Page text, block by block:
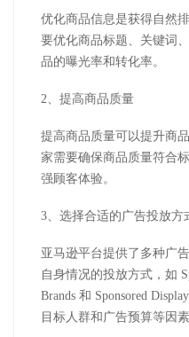
优化商品信息是获得自然
要优化商品标题、关键词
品的曝光率和转化率。
2、提高商品质量
提高商品质量可以提升商
家需要确保商品质量符合
强顾客体验。
3、选择合适的广告投放方
亚马逊平台提供了多种广
自身情况的投放方式，如
Brands 和 Sponsored
目标人群和广告预算等因